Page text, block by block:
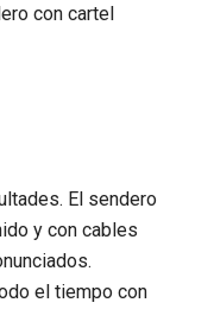
con cartel
El sendero
y con cables
el tiempo con